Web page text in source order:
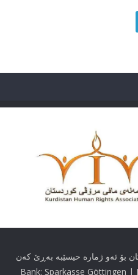
بۆ ئەو ژماره حیسێبە بەڕێ کەن
Bank: Sparkasse Göttingen |